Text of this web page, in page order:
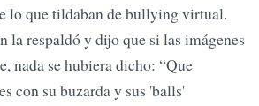
lo que tildaban de bullying virtual.
la respaldó y dijo que si las imágenes
nada se hubiera dicho: “Que
con su buzarda y sus 'balls'